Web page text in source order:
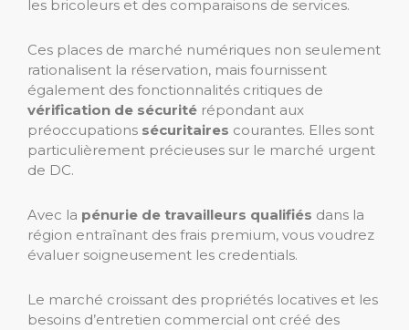
les bricoleurs et des comparaisons de services.
Ces places de marché numériques non seulement
rationalisent la réservation, mais fournissent
également des fonctionnalités critiques de
vérification de sécurité répondant aux
préoccupations sécuritaires courantes. Elles sont
particulièrement précieuses sur le marché urgent
de DC.
Avec la pénurie de travailleurs qualifiés dans la
région entraînant des frais premium, vous voudrez
évaluer soigneusement les credentials.
Le marché croissant des propriétés locatives et les
besoins d’entretien commercial ont créé des